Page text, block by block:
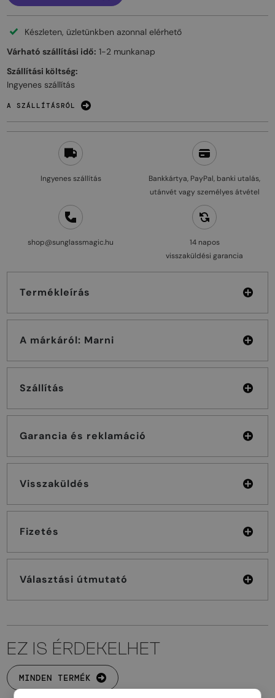
Ingyenes szállítás
Bankkártya, PayPal, banki utalás,
utánvét vagy személyes átvétel
shop@sunglassmagic.hu
14 napos
visszaküldési garancia
Termékleírás
A márkáról: Marni
Szállítás
Garancia és reklamáció
Visszaküldés
Fizetés
Választási útmutató
Készleten, üzletünkben azonnal elérhető
Várható szállítási idő: 1-2 munkanap
Szállítási költség:
Ingyenes szállítás
A SZÁLLÍTÁSRÓL
EZ IS ÉRDEKELHET
MINDEN TERMÉK